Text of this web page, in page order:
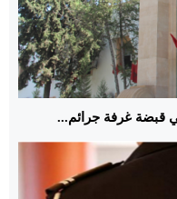
قبضة غرفة جرائم...